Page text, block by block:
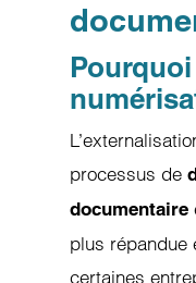
processus de
documentaire
plus répandue
certaines